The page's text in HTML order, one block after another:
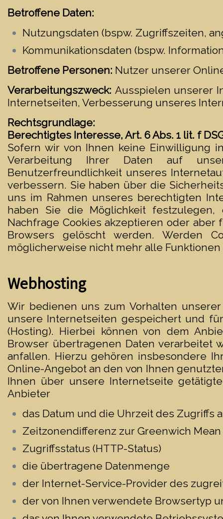
Betroffene Daten:
Nutzungsdaten (bspw. Zugriffszeiten,
Kommunikationsdaten (bspw.
Betroffene Personen: Nutzer unserer
Verarbeitungszweck: Ausspielen unserer
Internetseiten, Verbesserung unseres
Rechtsgrundlage:
Berechtigtes Interesse, Art. 6 Abs. 1 lit. f
Sofern wir von Ihnen keine Einwilligung
Verarbeitung Ihrer Daten auf
Benutzerfreundlichkeit unseres
verbessern. Sie haben über die
uns im Rahmen unseres berechtigten
haben Sie die Möglichkeit
Nachfrage Cookies akzeptieren oder
Browsers gelöscht werden. Werden
möglicherweise nicht mehr alle
Webhosting
Wir bedienen uns zum Vorhalten
unsere Internetseiten gespeichert und
(Hosting). Hierbei können von dem
Browser übertragenen Daten verarbeitet
anfallen. Hierzu gehören insbesondere
Online-Angebot an den von Ihnen
Ihnen über unsere Internetseite
Anbieter
das Datum und die Uhrzeit des Zugriffs
Zeitzonendifferenz zur Greenwich Mean
Zugriffsstatus (HTTP-Status)
die übertragene Datenmenge
der Internet-Service-Provider des
der von Ihnen verwendete Browsertyp